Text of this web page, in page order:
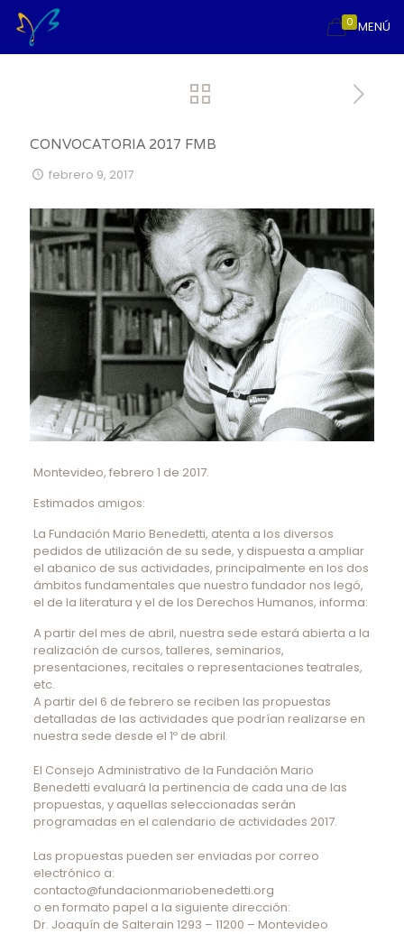
MENÚ
0
CONVOCATORIA 2017 FMB
febrero 9, 2017
Montevideo, febrero 1 de 2017.
Estimados amigos:
La Fundación Mario Benedetti, atenta a los diversos
pedidos de utilización de su sede, y dispuesta a ampliar
el abanico de sus actividades, principalmente en los dos
ámbitos fundamentales que nuestro fundador nos legó,
el de la literatura y el de los Derechos Humanos, informa:
A partir del mes de abril, nuestra sede estará abierta a la
realización de cursos, talleres, seminarios,
presentaciones, recitales o representaciones teatrales,
etc.
A partir del 6 de febrero se reciben las propuestas
detalladas de las actividades que podrían realizarse en
nuestra sede desde el 1º de abril.
El Consejo Administrativo de la Fundación Mario
Benedetti evaluará la pertinencia de cada una de las
propuestas, y aquellas seleccionadas serán
programadas en el calendario de actividades 2017.
Las propuestas pueden ser enviadas por correo
electrónico a:
contacto@fundacionmariobenedetti.org
o en formato papel a la siguiente dirección:
Dr. Joaquín de Salterain 1293 – 11200 – Montevideo